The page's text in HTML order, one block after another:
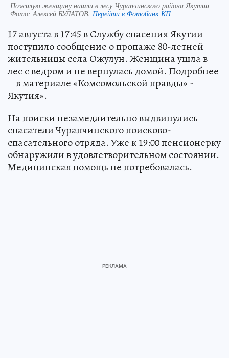
Пожилую женщину нашли в лесу Чурапчинского района Якутии
Фото:Алексей БУЛАТОВ. Перейти в Фотобанк КП
17 августа в 17:45 в Службу спасения Якутии
поступило сообщение о пропаже 80-летней
жительницы села Ожулун. Женщина ушла в
лес с ведром и не вернулась домой. Подробнее
– в материале «Комсомольской правды» -
Якутия».
На поиски незамедлительно выдвинулись
спасатели Чурапчинского поисково-
спасательного отряда. Уже к 19:00 пенсионерку
обнаружили в удовлетворительном состоянии.
Медицинская помощь не потребовалась.